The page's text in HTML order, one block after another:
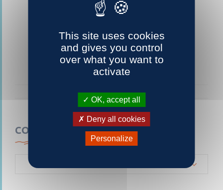
CONTACTEZ-NOUS
This site uses cookies
and gives you control
over what you want to
activate
OK, accept all
Deny all cookies
Personalize